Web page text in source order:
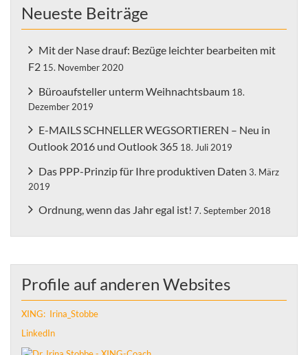
Neueste Beiträge
Mit der Nase drauf: Bezüge leichter bearbeiten mit
F2 15. November 2020
Büroaufsteller unterm Weihnachtsbaum 18.
Dezember 2019
E-MAILS SCHNELLER WEGSORTIEREN – Neu in
Outlook 2016 und Outlook 365 18. Juli 2019
Das PPP-Prinzip für Ihre produktiven Daten 3. März
2019
Ordnung, wenn das Jahr egal ist! 7. September 2018
Profile auf anderen Websites
XING: Irina_Stobbe
LinkedIn